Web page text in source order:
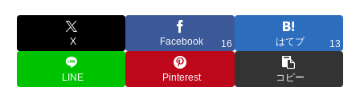
X Facebook 16 はてブ 13
LINE Pinterest コピー